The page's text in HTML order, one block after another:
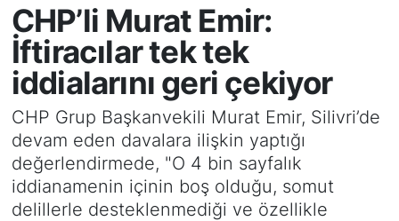
CHP’li Murat Emir:
İftiracılar tek tek
iddialarını geri çekiyor
CHP Grup Başkanvekili Murat Emir, Silivri’de
devam eden davalara ilişkin yaptığı
değerlendirmede, "O 4 bin sayfalık
iddianamenin içinin boş olduğu, somut
delillerle desteklenmediği ve özellikle
Ekonomi
Dünya
Kültür ve Sanat
Eğitim
Bilim ve Teknoloji
Namaz Vakitleri
Trafik Durumu
Süper Lig Puan Durumu ve Fikstür
Tüm Manşetler
Son Dakika Haberleri